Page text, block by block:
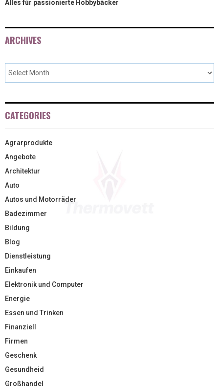
Alles für passionierte Hobbybäcker
ARCHIVES
CATEGORIES
Agrarprodukte
Angebote
Architektur
Auto
Autos und Motorräder
Badezimmer
Bildung
Blog
Dienstleistung
Einkaufen
Elektronik und Computer
Energie
Essen und Trinken
Finanziell
Firmen
Geschenk
Gesundheid
Großhandel